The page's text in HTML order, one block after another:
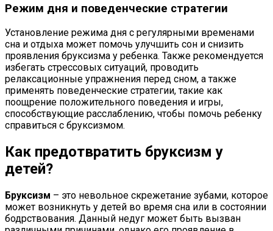
Режим дня и поведенческие стратегии
Установление режима дня с регулярными временами
сна и отдыха может помочь улучшить сон и снизить
проявления бруксизма у ребенка. Также рекомендуется
избегать стрессовых ситуаций, проводить
релаксационные упражнения перед сном, а также
применять поведенческие стратегии, такие как
поощрение положительного поведения и игры,
способствующие расслаблению, чтобы помочь ребенку
справиться с бруксизмом.
Как предотвратить бруксизм у
детей?
Бруксизм – это невольное скрежетание зубами, которое
может возникнуть у детей во время сна или в состоянии
бодрствования. Данный недуг может быть вызван